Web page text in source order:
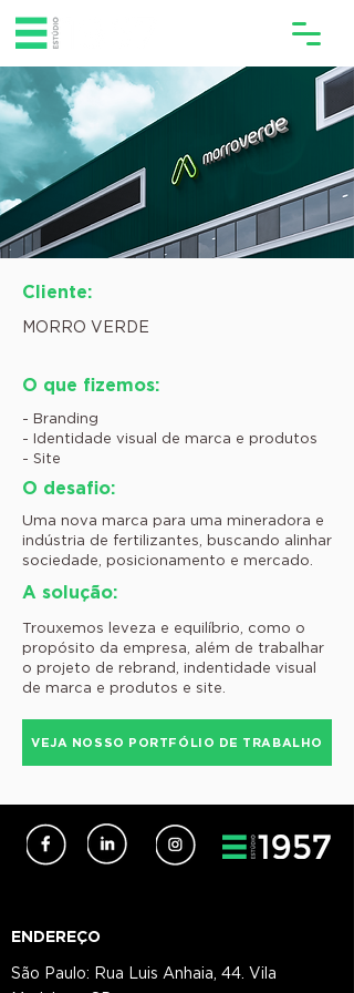
Cliente:
MORRO VERDE
O que fizemos:
- Branding
- Identidade visual de marca e produtos
- Site
O desafio:
Uma nova marca para uma mineradora e
indústria de fertilizantes, buscando alinhar
sociedade, posicionamento e mercado.
A solução:
Trouxemos leveza e equilíbrio, como o
propósito da empresa, além de trabalhar
o projeto de rebrand, indentidade visual
de marca e produtos e site.
VEJA NOSSO PORTFÓLIO DE TRABALHO
ENDEREÇO
São Paulo: Rua Luis Anhaia, 44. Vila